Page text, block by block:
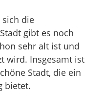
die
gibt es noch
sehr alt ist und
wird. Insgesamt ist
Stadt, die ein
bietet.